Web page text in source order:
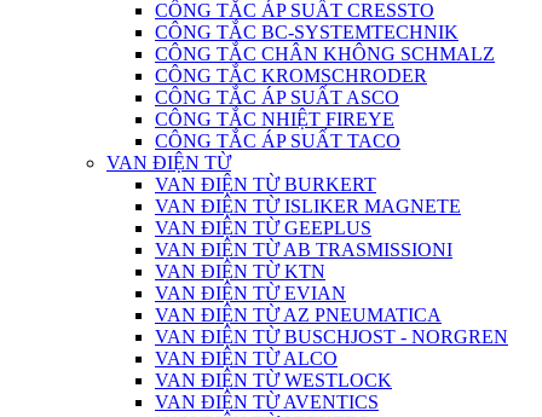
CÔNG TẮC ÁP SUẤT CRESSTO
CÔNG TẮC BC-SYSTEMTECHNIK
CÔNG TẮC CHÂN KHÔNG SCHMALZ
CÔNG TẮC KROMSCHRODER
CÔNG TẮC ÁP SUẤT ASCO
CÔNG TẮC NHIỆT FIREYE
CÔNG TẮC ÁP SUẤT TACO
VAN ĐIỆN TỪ
VAN ĐIỆN TỪ BURKERT
VAN ĐIỆN TỪ ISLIKER MAGNETE
VAN ĐIỆN TỪ GEEPLUS
VAN ĐIỆN TỪ AB TRASMISSIONI
VAN ĐIỆN TỪ KTN
VAN ĐIỆN TỪ EVIAN
VAN ĐIỆN TỪ AZ PNEUMATICA
VAN ĐIỆN TỪ BUSCHJOST - NORGREN
VAN ĐIỆN TỪ ALCO
VAN ĐIỆN TỪ WESTLOCK
VAN ĐIỆN TỪ AVENTICS